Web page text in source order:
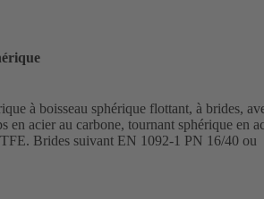
à boisseau sphérique flottant, à brides,
en acier au carbone, tournant sphérique en
Brides suivant EN 1092-1 PN 16/40 ou